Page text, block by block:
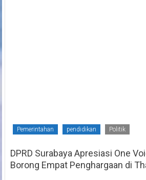
Pemerintahan pendidikan Politik
DPRD Surabaya Apresiasi One
Borong Empat Penghargaan di